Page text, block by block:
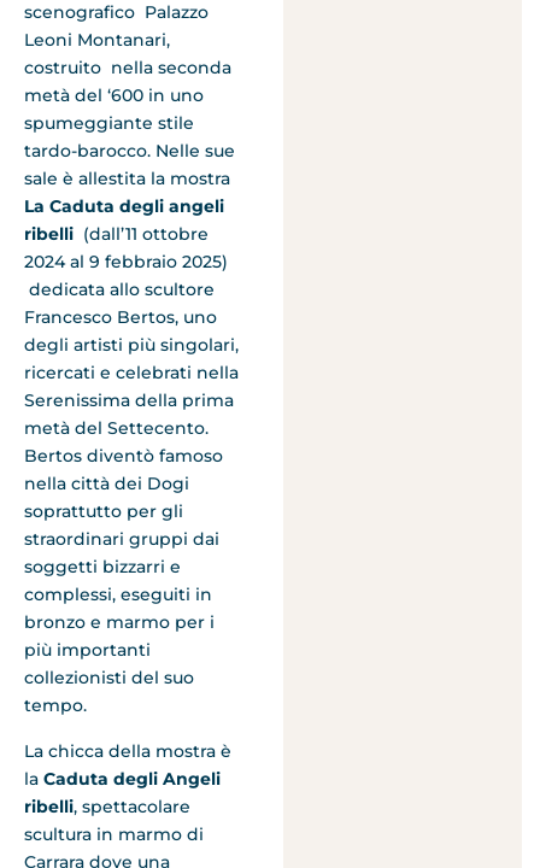
scenografico Palazzo
Leoni Montanari,
costruito nella seconda
metà del ‘600 in uno
spumeggiante stile
tardo-barocco. Nelle sue
sale è allestita la mostra
La Caduta degli angeli
ribelli (dall’11 ottobre
2024 al 9 febbraio 2025)
dedicata allo scultore
Francesco Bertos, uno
degli artisti più singolari,
ricercati e celebrati nella
Serenissima della prima
metà del Settecento.
Bertos diventò famoso
nella città dei Dogi
soprattutto per gli
straordinari gruppi dai
soggetti bizzarri e
complessi, eseguiti in
bronzo e marmo per i
più importanti
collezionisti del suo
tempo.
La chicca della mostra è
la Caduta degli Angeli
ribelli, spettacolare
scultura in marmo di
Carrara dove una